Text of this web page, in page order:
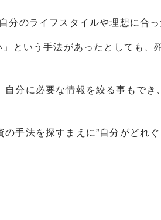
のライフスタイルや理想に合っ
という手法があったとしても、
分に必要な情報を絞る事もでき
手法を探すまえに”自分がどれ